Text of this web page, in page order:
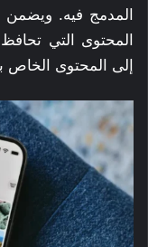
المدمج فيه. ويضمن
المحتوى التي
إلى المحتوى الخاص